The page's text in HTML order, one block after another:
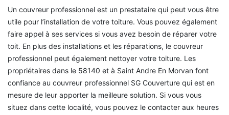
Un couvreur professionnel est un prestataire qui peut vous être
utile pour l’installation de votre toiture. Vous pouvez également
faire appel à ses services si vous avez besoin de réparer votre
toit. En plus des installations et les réparations, le couvreur
professionnel peut également nettoyer votre toiture. Les
propriétaires dans le 58140 et à Saint Andre En Morvan font
confiance au couvreur professionnel SG Couverture qui est en
mesure de leur apporter la meilleure solution. Si vous vous
situez dans cette localité, vous pouvez le contacter aux heures